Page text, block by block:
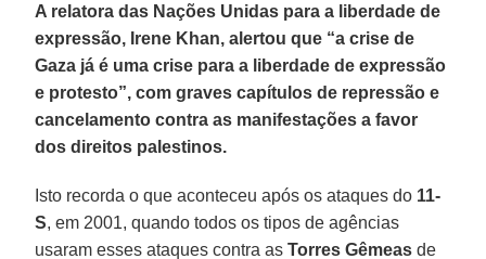
A relatora das Nações Unidas para a liberdade de
expressão, Irene Khan, alertou que “a crise de
Gaza já é uma crise para a liberdade de expressão
e protesto”, com graves capítulos de repressão e
cancelamento contra as manifestações a favor
dos direitos palestinos.
Isto recorda o que aconteceu após os ataques do 11-
S, em 2001, quando todos os tipos de agências
usaram esses ataques contra asTorres Gêmeas de